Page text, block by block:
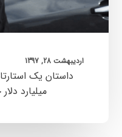
اردیبهشت 28, 1397
میلیارد